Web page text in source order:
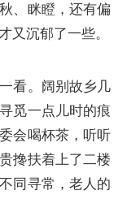
、眯瞪，还有偏
又沉郁了一些。
看。阔别故乡几
觅一点儿时的痕
会喝杯茶，听听
搀扶着上了二楼
同寻常，老人的